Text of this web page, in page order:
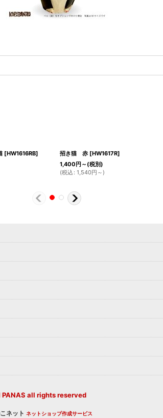
[HW1616RB]
招き猫 赤 [HW1617R]
1,400 円 ～ (税別)
(税込 : 1,540円 ～ )
all rights reserved
ネット ネットショップ作成サービス